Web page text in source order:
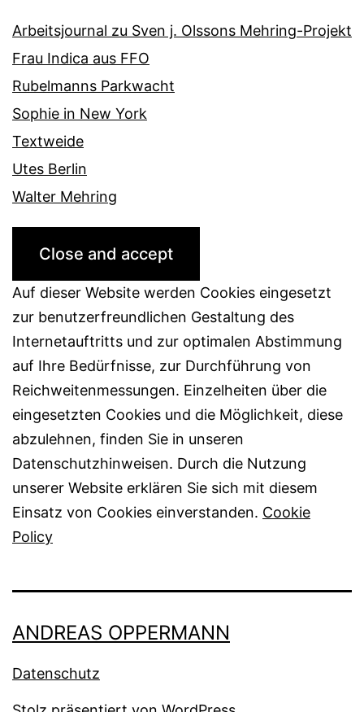
Arbeitsjournal zu Sven j. Olssons Mehring-Projekt
Frau Indica aus FFO
Rubelmanns Parkwacht
Sophie in New York
Textweide
Utes Berlin
Walter Mehring
Auf dieser Website werden Cookies eingesetzt
zur benutzerfreundlichen Gestaltung des
Internetauftritts und zur optimalen Abstimmung
auf Ihre Bedürfnisse, zur Durchführung von
Reichweitenmessungen. Einzelheiten über die
eingesetzten Cookies und die Möglichkeit, diese
abzulehnen, finden Sie in unseren
Datenschutzhinweisen. Durch die Nutzung
unserer Website erklären Sie sich mit diesem
Einsatz von Cookies einverstanden. Cookie
Policy
ANDREAS OPPERMANN
Datenschutz